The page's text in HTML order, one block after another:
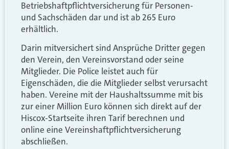
Betriebshaftpflichtversicherung für Personen-
und Sachschäden dar und ist ab 265 Euro
erhältlich.
Darin mitversichert sind Ansprüche Dritter gegen
den Verein, den Vereinsvorstand oder seine
Mitglieder. Die Police leistet auch für
Eigenschäden, die die Mitglieder selbst verursacht
haben. Vereine mit der Haushaltssumme mit bis
zur einer Million Euro können sich direkt auf der
Hiscox-Startseite ihren Tarif berechnen und
online eine Vereinshaftpflichtversicherung
abschließen.